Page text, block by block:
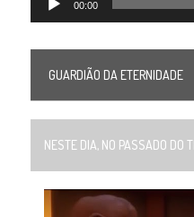
00:00
GUARDIÃO DA ETERNIDADE
NESTE DIA, NO PASSADO DO